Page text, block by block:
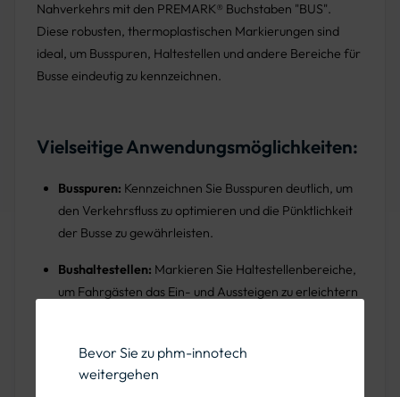
Bevor Sie zu phm-innotech
weitergehen
Nahverkehrs mit den PREMARK® Buchstaben "BUS".
Diese robusten, thermoplastischen Markierungen sind
ideal, um Busspuren, Haltestellen und andere Bereiche für
Busse eindeutig zu kennzeichnen.
Vielseitige Anwendungsmöglichkeiten:
Busspuren: Kennzeichnen Sie Busspuren deutlich, um
den Verkehrsfluss zu optimieren und die Pünktlichkeit
der Busse zu gewährleisten.
Bushaltestellen: Markieren Sie Haltestellenbereiche,
um Fahrgästen das Ein- und Aussteigen zu erleichtern
Busbahnhöfe: Strukturieren Sie Busbahnhöfe und
leiten Sie den Verkehr durch klare Markierungen.